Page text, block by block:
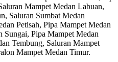
Mampet Medan Labuan,
Saluran Sumbat Medan
Petisah, Pipa Mampet Medan
Sungai, Pipa Mampet Medan
Tembung, Saluran Mampet
Mampet Medan Timur.